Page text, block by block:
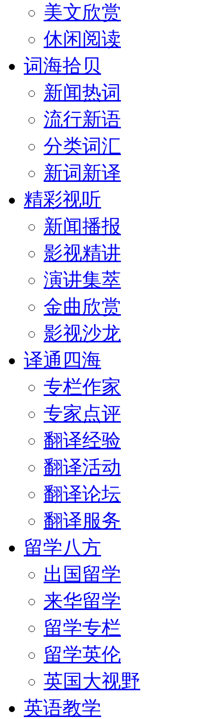
美文欣赏
休闲阅读
词海拾贝
新闻热词
流行新语
分类词汇
新词新译
精彩视听
新闻播报
影视精讲
演讲集萃
金曲欣赏
影视沙龙
译通四海
专栏作家
专家点评
翻译经验
翻译活动
翻译论坛
翻译服务
留学八方
出国留学
来华留学
留学专栏
留学英伦
英国大视野
英语教学